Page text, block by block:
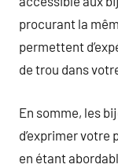
procurant la
permettent
de trou dans
En somme, les
d’exprimer
en étant